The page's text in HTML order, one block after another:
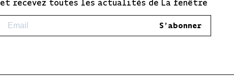
et recevez toutes les actualités de La fenêtre
S'abonner